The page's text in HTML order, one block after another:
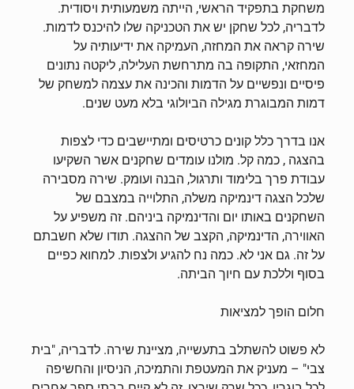
משחקת בתפקיד הראשי, הייתה משמעותית ויסודית.
לדבריה, לכל שחקן יש את הטכניקה שלו להיכנס לדמות.
שירה קראה את המחזה, העמיקה את ידיעותיה על
המחזאי, התקופה בה מתרחשת העלילה, ליקטה נתונים
פיסיים ונפשיים על הדמות והכינה את עצמה למשחק של
דמות המבוגרת מגילה הביולוגי בלא מעט שנים.
אנו בדרך כלל קונים כרטיסים ומתיישבים כדי לצפות
בהצגה , כמה קל. מולנו עומדים שחקנים אשר השקיעו
עבודת פרך בלימוד ותרגול, הבנה ועומק. שירה מסבירה
שלכל הצגה דינמיקה משלה, התלוייה במצבם של
השחקנים באותו יום והדינמיקה ביניהם. זה משפיע על
האווירה, הדינמיקה, הקצב של ההצגה. תודו שלא חשבתם
על זה. גם אני לא. כמה נח להגיע ולצפות. למחוא כפיים
בסוף וללכת עם חיוך הביתה.
חלום הופך למציאות
לא פשוט להשתלב בתעשייה, מציינת שירה. לדבריה, "בית
צבי" – מעניק את המעטפת והתמיכה, הניסיון והחשיפה